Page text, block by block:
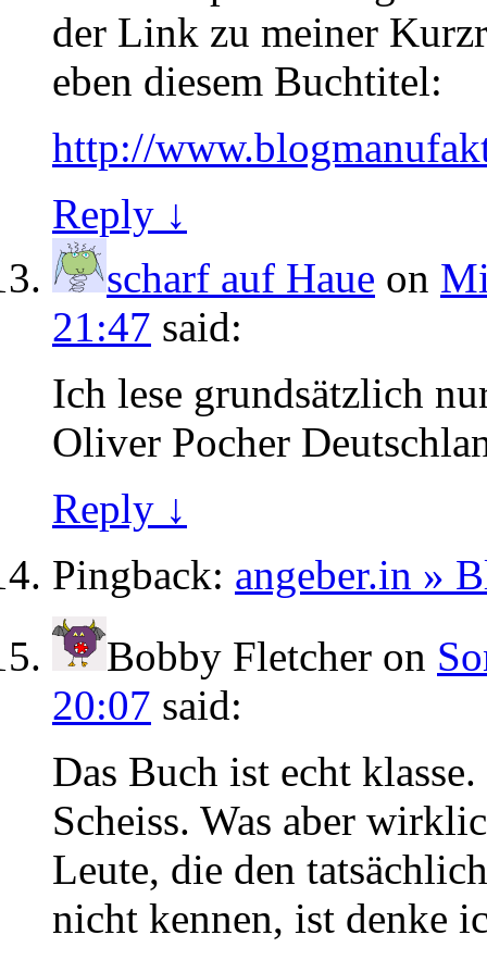
der Link zu meiner
eben diesem Buchtitel:
http://
Reply ↓
scharf auf Haue on
21:47 said:
Ich lese grundsätzlich
Oliver Pocher
Reply ↓
Pingback: angeber.in »
Bobby Fletcher on
20:07 said:
Das Buch ist echt
Scheiss. Was aber
Leute, die den
nicht kennen, ist denke